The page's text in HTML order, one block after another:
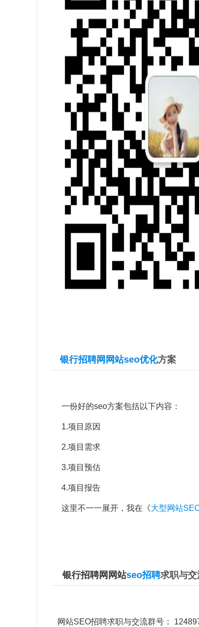
银行招聘网网站seo优化方案
一份好的seo方案包括以下内容：
1.项目原因
2.项目需求
3.项目预估
4.项目报告
这里不一一展开，我在《大型网站
银行招聘网网站seo招聘求职与交
网站SEO招聘求职与交流群号：